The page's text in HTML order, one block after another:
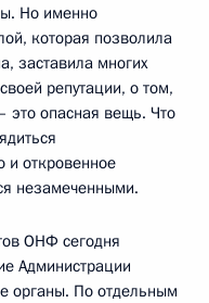
Но именно
которая позволила
заставила многих
репутации, о том,
это опасная вещь. Что
и откровенное
незамеченными.
ОНФ сегодня
Администрации
органы. По отдельным